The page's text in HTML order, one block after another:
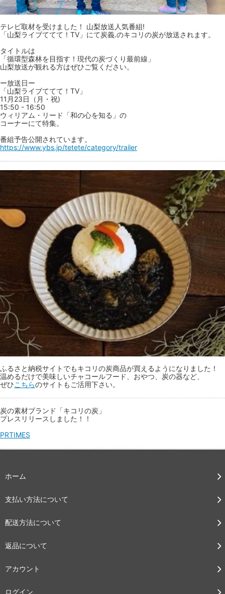
テレビ取材を受けました！ 山梨放送人気番組!
「山梨ライブててて！TV」にて炭義.のキコリの炭が放送されます。
タイトルは
「循環型森林を目指す！現代の炭づくり最前線」
山梨放送が観れる方はぜひご覧ください。
ー放送日ー
「山梨ライブててて！TV」
11月23日（月・祝)
15:50 - 16:50
ウィリアム・リード「和の心を知る」の
コーナーにて特集。
番組予告公開されています。
https://www.ybs.jp/tetete/category/trailer
ふるさと納税サイトでもキコリの炭商品が買えるようになりました！
温めるだけで美味しいチャコールフード、おやつ、炭の器など、
ぜひこちらのサイトもご活用下さい。
炭の素材ブランド「キコリの炭」
プレスリリースしました！！
PRTIMES
ホーム
支払い方法について
配送方法について
返品について
アカウント
ログイン